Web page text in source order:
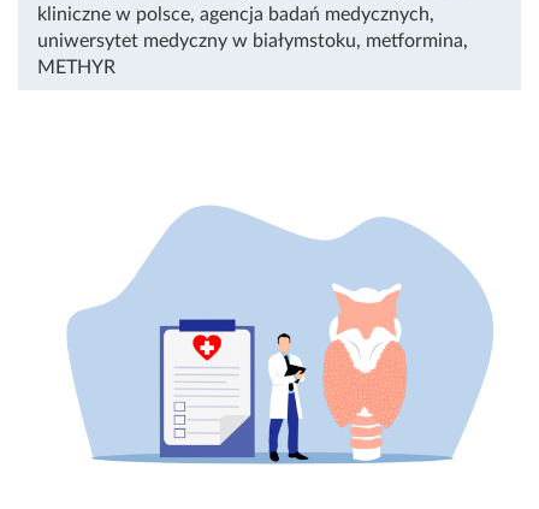
kliniczne w polsce, agencja badań medycznych,
uniwersytet medyczny w białymstoku, metformina,
METHYR